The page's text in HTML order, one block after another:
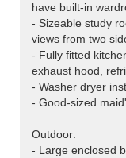
have built-in
- Sizeable study
views from two
- Fully fitted
exhaust hood,
- Washer dryer
- Good-sized
Outdoor:
- Large enclosed